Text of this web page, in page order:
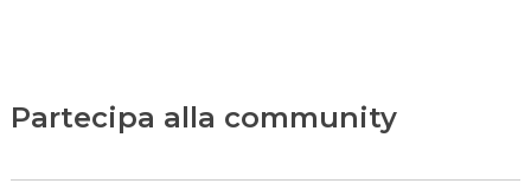
Partecipa alla community